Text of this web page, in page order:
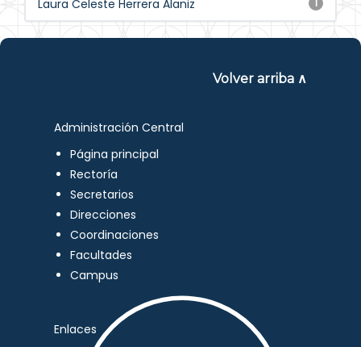
1
Laura Celeste Herrera Alaniz
Volver arriba ∧
Administración Central
Página principal
Rectoría
Secretarios
Direcciones
Coordinaciones
Facultades
Campus
Enlaces